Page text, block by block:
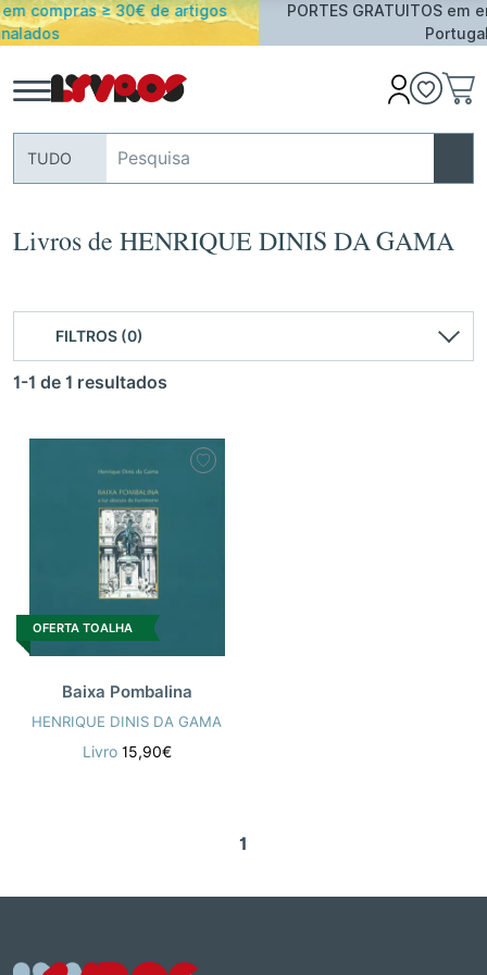
PORTES GRATUITOS em encomendas acima de 25€
Portugal Continental
TUDO
Livros de HENRIQUE DINIS DA GAMA
FILTROS (0)
1-1 de 1 resultados
OFERTA TOALHA
Baixa Pombalina
HENRIQUE DINIS DA GAMA
Livro 15,90€
1